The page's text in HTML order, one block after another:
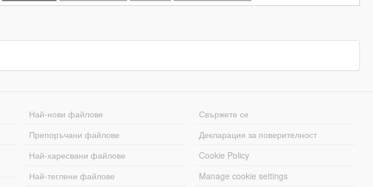
Най-нови файлове
Препоръчани файлове
Най-харесвани файлове
Най-теглени файлове
Свържете се
Декларация за поверителност
Cookie Policy
Manage cookie settings